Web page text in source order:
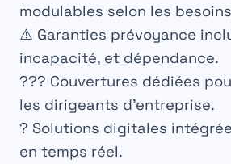
modulables selon les
⚠️ Garanties prévoyance
incapacité, et dépendance.
?‍?‍? Couvertures dédiées
les dirigeants d’entreprise.
? Solutions digitales
en temps réel.